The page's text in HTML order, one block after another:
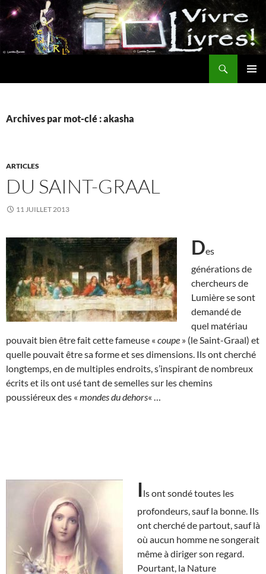
Aller
au
contenu
Archives par mot-clé : akasha
ARTICLES
DU SAINT-GRAAL
11 JUILLET 2013
Des
générations de
chercheurs de
Lumière se sont
demandé de
quel matériau
pouvait bien être fait cette fameuse « coupe » (le Saint-Graal) et
quelle pouvait être sa forme et ses dimensions. Ils ont cherché
longtemps, en de multiples endroits, s’inspirant de nombreux
écrits et ils ont usé tant de semelles sur les chemins
poussiéreux des « mondes du dehors« …
Ils ont sondé toutes les
profondeurs, sauf la bonne. Ils
ont cherché de partout, sauf là
où aucun homme ne songerait
même à diriger son regard.
Pourtant, la Nature